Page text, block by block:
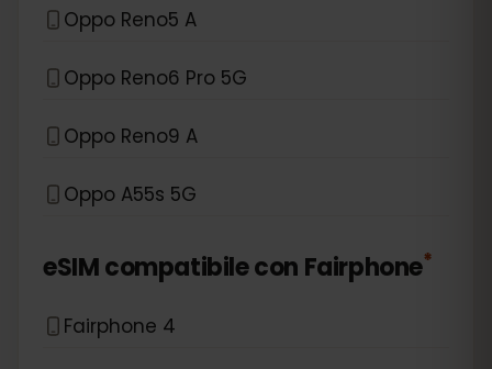
Oppo Reno5 A
Oppo Reno6 Pro 5G
Oppo Reno9 A
Oppo A55s 5G
eSIM compatibile con Fairphone*
Fairphone 4